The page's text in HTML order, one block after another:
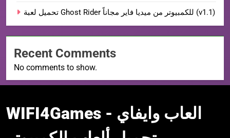
تحميل لعبة Ghost Rider للكمبيوتر من ميديا فاير مجاناً (v1.1)
Recent Comments
No comments to show.
WIFI4Games العاب
وايفايWIFI4Games العاب وايفاي -